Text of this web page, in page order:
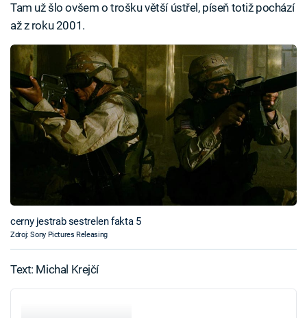
Tam už šlo ovšem o trošku větší ústřel, píseň totiž pochází
až z roku 2001.
cerny jestrab sestrelen fakta 5
Zdroj: Sony Pictures Releasing
Text: Michal Krejčí